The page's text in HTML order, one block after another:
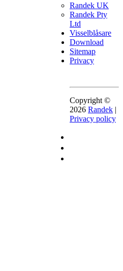
Randek UK
Randek Pty
Ltd
Visselblåsare
Download
Sitemap
Privacy
Copyright ©
2026 Randek |
Privacy policy